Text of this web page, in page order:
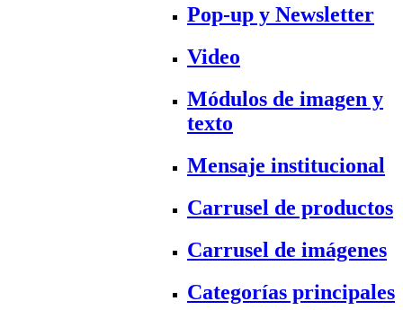
Pop-up y Newsletter
Video
Módulos de imagen y
texto
Mensaje institucional
Carrusel de productos
Carrusel de imágenes
Categorías principales